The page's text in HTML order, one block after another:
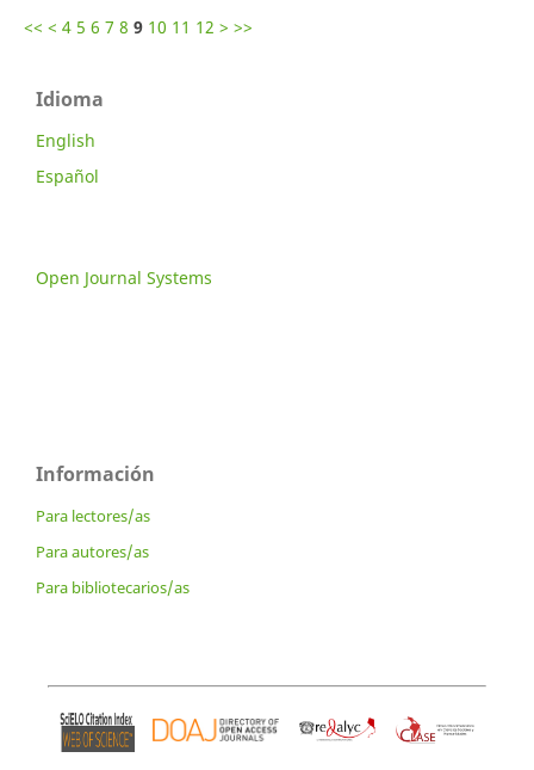
<< < 4 5 6 7 8 9 10 11 12 > >>
Idioma
English
Español
Open Journal Systems
Información
Para lectores/as
Para autores/as
Para bibliotecarios/as